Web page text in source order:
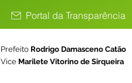
Portal da Transparência
Prefeito Rodrigo Damasceno Catão
Vice Marilete Vitorino de Sirqueira